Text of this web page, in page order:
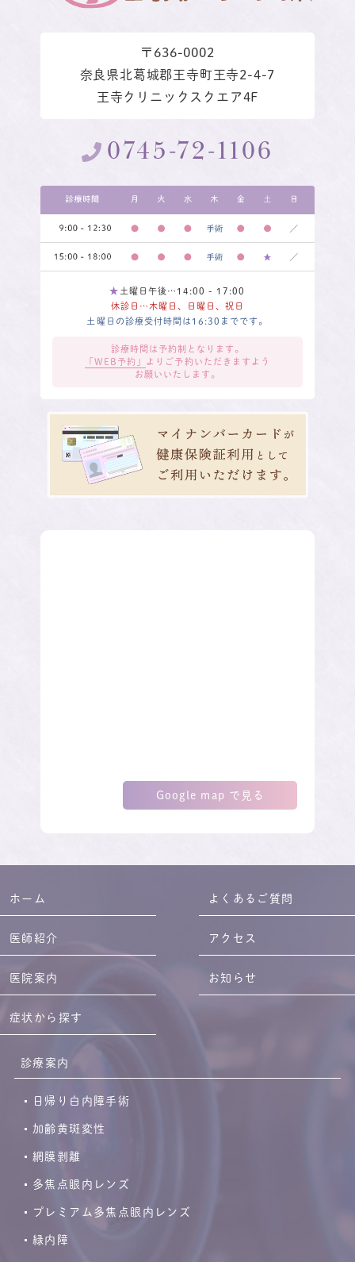
〒636-0002
奈良県北葛城郡王寺町王寺2-4-7
王寺クリニックスクエア4F
0745-72-1106
★土曜日午後…14:00 - 17:00
休診日…木曜日、日曜日、祝日
土曜日の診療受付時間は16:30までです。
診療時間は予約制となります。
「WEB予約」 よりご予約いただきますよう
お願いいたします。
Google map で見る
ホーム よくあるご質問
医師紹介 アクセス
医院案内 お知らせ
症状から探す
診療案内
日帰り白内障手術
加齢黄斑変性
網膜剥離
多焦点眼内レンズ
プレミアム多焦点眼内レンズ
緑内障